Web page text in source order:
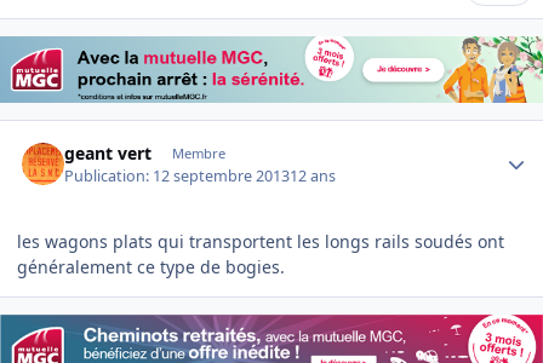
geant vert Membre
Publication: 12 septembre 201312 ans
les wagons plats qui transportent les longs rails soudés ont
généralement ce type de bogies.